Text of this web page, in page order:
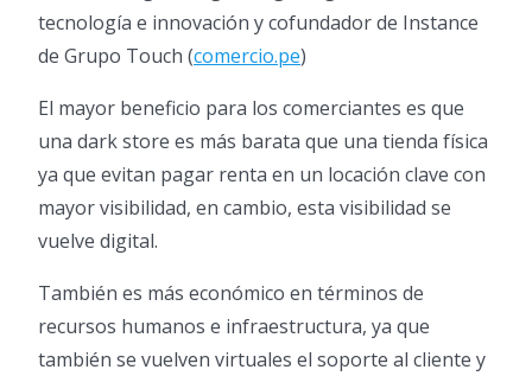
tecnología e innovación y cofundador de Instance
de Grupo Touch (comercio.pe)
El mayor beneficio para los comerciantes es que
una dark store es más barata que una tienda física
ya que evitan pagar renta en un locación clave con
mayor visibilidad, en cambio, esta visibilidad se
vuelve digital.
También es más económico en términos de
recursos humanos e infraestructura, ya que
también se vuelven virtuales el soporte al cliente y